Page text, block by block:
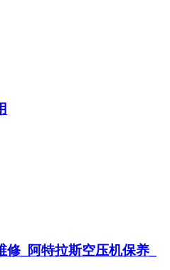
_阿特拉斯空压机保养_
喷油螺杆空压机